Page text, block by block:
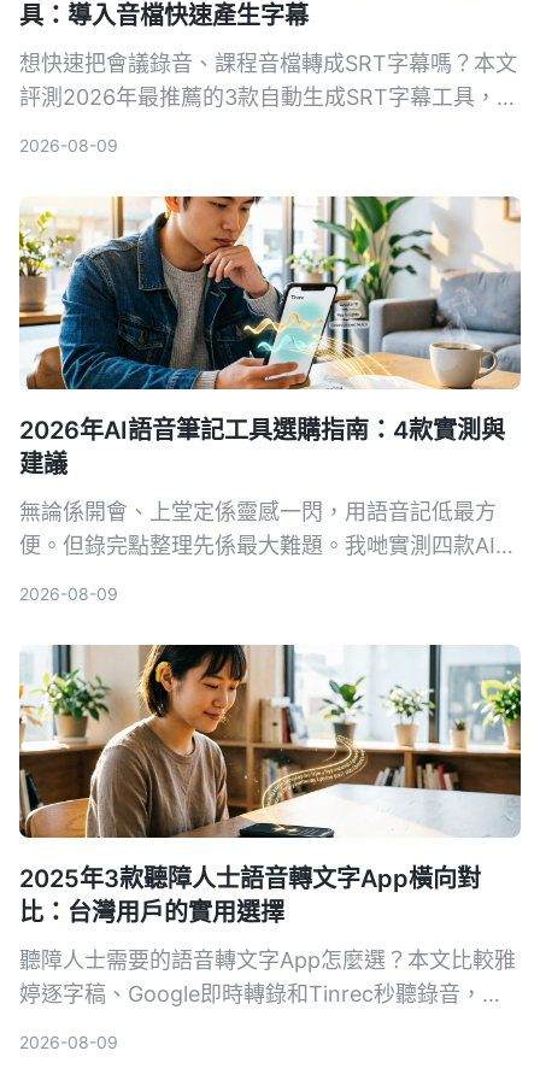
具：導入音檔快速產生字幕
想快速把會議錄音、課程音檔轉成SRT字幕嗎？本文
評測2026年最推薦的3款自動生成SRT字幕工具，並
2026-08-09
2026年AI語音筆記工具選購指南：4款實測與
建議
無論係開會、上堂定係靈感一閃，用語音記低最方
便。但錄完點整理先係最大難題。我哋實測四款AI語
知識。
2026-08-09
2025年3款聽障人士語音轉文字App橫向對
比：台灣用戶的實用選擇
聽障人士需要的語音轉文字App怎麼選？本文比較雅
婷逐字稿、Google即時轉錄和Tinrec秒聽錄音，從
2026-08-09